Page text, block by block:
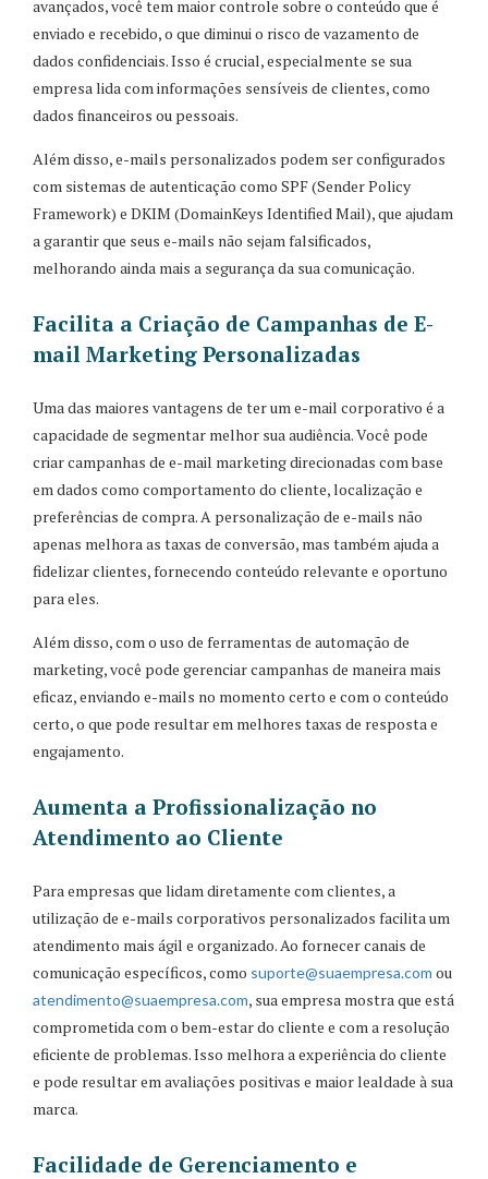
avançados, você tem maior controle sobre o conteúdo que é
enviado e recebido, o que diminui o risco de vazamento de
dados confidenciais. Isso é crucial, especialmente se sua
empresa lida com informações sensíveis de clientes, como
dados financeiros ou pessoais.
Além disso, e-mails personalizados podem ser configurados
com sistemas de autenticação como SPF (Sender Policy
Framework) e DKIM (DomainKeys Identified Mail), que ajudam
a garantir que seus e-mails não sejam falsificados,
melhorando ainda mais a segurança da sua comunicação.
Facilita a Criação de Campanhas de E-
mail Marketing Personalizadas
Uma das maiores vantagens de ter um e-mail corporativo é a
capacidade de segmentar melhor sua audiência. Você pode
criar campanhas de e-mail marketing direcionadas com base
em dados como comportamento do cliente, localização e
preferências de compra. A personalização de e-mails não
apenas melhora as taxas de conversão, mas também ajuda a
fidelizar clientes, fornecendo conteúdo relevante e oportuno
para eles.
Além disso, com o uso de ferramentas de automação de
marketing, você pode gerenciar campanhas de maneira mais
eficaz, enviando e-mails no momento certo e com o conteúdo
certo, o que pode resultar em melhores taxas de resposta e
engajamento.
Aumenta a Profissionalização no
Atendimento ao Cliente
Para empresas que lidam diretamente com clientes, a
utilização de e-mails corporativos personalizados facilita um
atendimento mais ágil e organizado. Ao fornecer canais de
comunicação específicos, como suporte@suaempresa.com ou
atendimento@suaempresa.com, sua empresa mostra que está
comprometida com o bem-estar do cliente e com a resolução
eficiente de problemas. Isso melhora a experiência do cliente
e pode resultar em avaliações positivas e maior lealdade à sua
marca.
Facilidade de Gerenciamento e